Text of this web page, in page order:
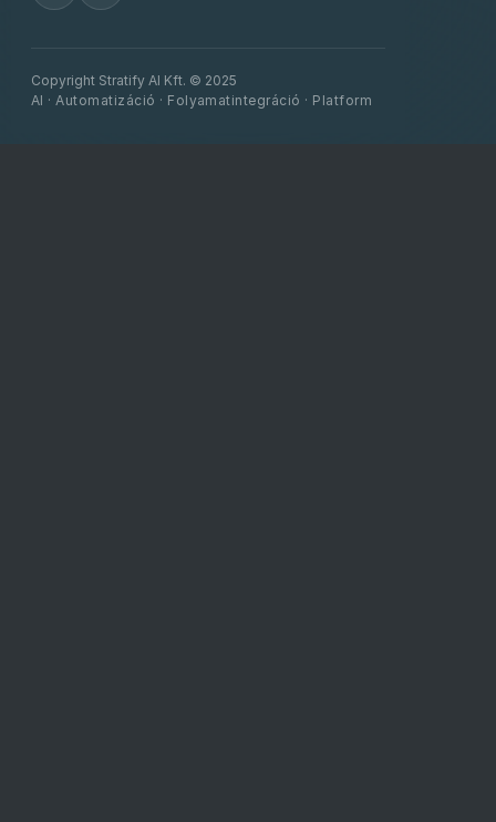
Copyright Stratify AI Kft. © 2025
AI · Automatizáció · Folyamatintegráció · Platform